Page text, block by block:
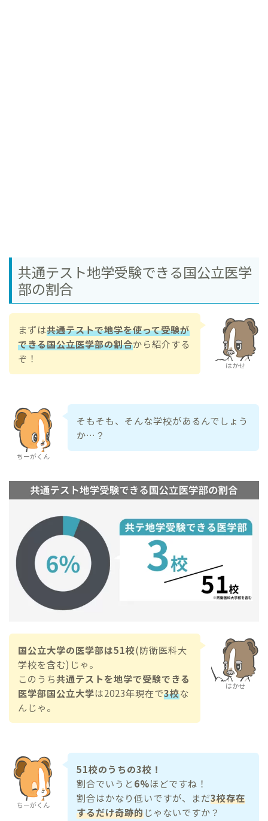
共通テスト地学受験できる国公立医学
部の割合
はかせ
まずは共通テストで地学を使って受験が
できる国公立医学部の割合から紹介する
ぞ！
ちーがくん
そもそも、そんな学校があるんでしょう
か…？
はかせ
国公立大学の医学部は51校(防衛医科大
学校を含む)じゃ。
このうち共通テストを地学で受験できる
医学部国公立大学は2023年現在で3校な
んじゃ。
ちーがくん
51校のうちの3校！
割合でいうと6%ほどですね！
割合はかなり低いですが、まだ3校存在
するだけ奇跡的じゃないですか？